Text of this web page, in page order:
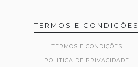
TERMOS E CONDIÇÕES
TERMOS E CONDIÇÕES
POLITICA DE PRIVACIDADE